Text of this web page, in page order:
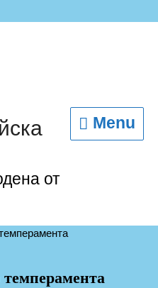
от
Menu